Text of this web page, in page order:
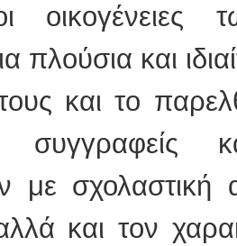
οικογένειες
πλούσια και
και το
με σχολαστική
και τον